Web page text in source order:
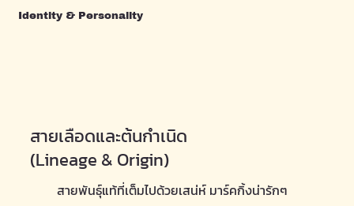
Identity & Personality
สายเลือดและต้นกำเนิด
(Lineage & Origin)
สายพันธุ์แท้ที่เต็มไปด้วยเสน่ห์ มาร์คกิ้งน่ารักๆ